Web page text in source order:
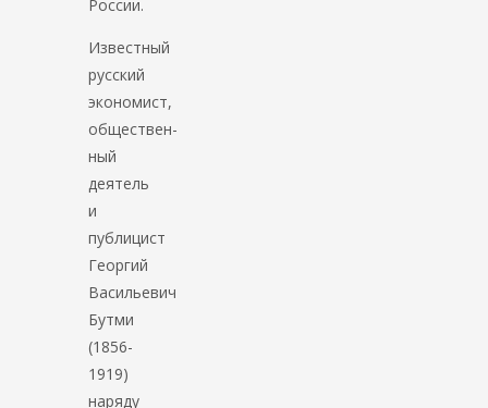
России.
Известный
русский
экономист,
обществен­
ный
деятель
и
публицист
Георгий
Васильевич
Бутми
(1856-
1919)
наряду